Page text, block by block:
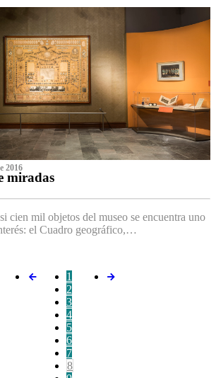
2016
miradas
cien mil objetos del museo se encuentra uno
el Cuadro geográfico,…
1
2
3
4
5
6
7
8